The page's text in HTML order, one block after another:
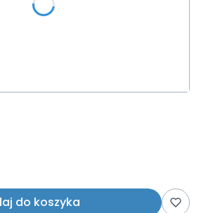
do koszyka